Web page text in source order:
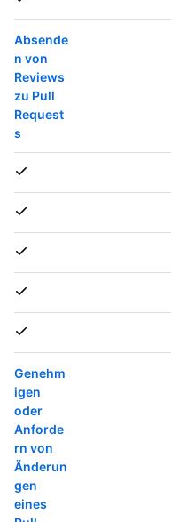
Absende
n von
Reviews
zu Pull
Request
s
Genehm
igen
oder
Anforde
rn von
Änderun
gen
eines